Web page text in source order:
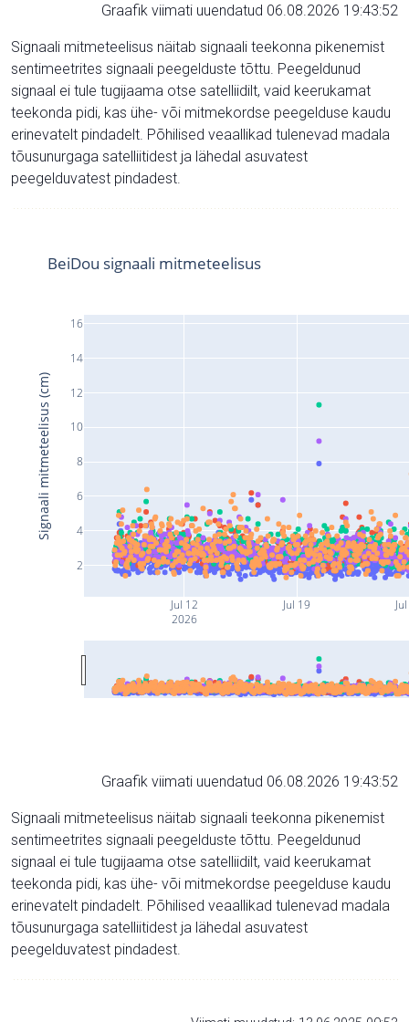
Graafik viimati uuendatud 06.08.2026 19:43:52
Signaali mitmeteelisus näitab signaali teekonna pikenemist
sentimeetrites signaali peegelduste tõttu. Peegeldunud
signaal ei tule tugijaama otse satelliidilt, vaid keerukamat
teekonda pidi, kas ühe- või mitmekordse peegelduse kaudu
erinevatelt pindadelt. Põhilised veaallikad tulenevad madala
tõusunurgaga satelliitidest ja lähedal asuvatest
peegelduvatest pindadest.
Jul 12
2026
Jul 19
2
4
6
8
10
12
14
16
BeiDou signaali mitmeteelisus
Signaali mitmeteelisus (cm)
Graafik viimati uuendatud 06.08.2026 19:43:52
Signaali mitmeteelisus näitab signaali teekonna pikenemist
sentimeetrites signaali peegelduste tõttu. Peegeldunud
signaal ei tule tugijaama otse satelliidilt, vaid keerukamat
teekonda pidi, kas ühe- või mitmekordse peegelduse kaudu
erinevatelt pindadelt. Põhilised veaallikad tulenevad madala
tõusunurgaga satelliitidest ja lähedal asuvatest
peegelduvatest pindadest.